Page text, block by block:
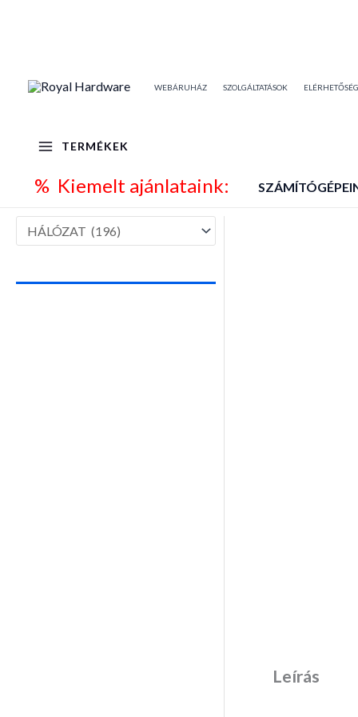
WEBÁRUHÁZ SZOLGÁLTATÁSOK ELÉRHETŐSÉG
TERMÉKEK
% Kiemelt ajánlataink:
Leírás